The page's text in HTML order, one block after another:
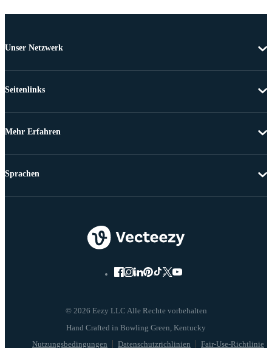
Unser Netzwerk
Seitenlinks
Mehr Erfahren
© 2026 Eezy LLC Alle Rechte vorbehalten
Nutzungsbedingungen Datenschutzrichlinien Fair-Use-Richtlinie
Sprachen